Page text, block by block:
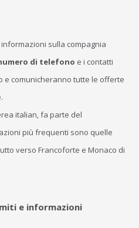
sulla compagnia
di telefono e i contatti
e comunicheranno tutte le offerte
italian, fa parte del
più frequenti sono quelle
verso Francoforte e Monaco di
e informazioni